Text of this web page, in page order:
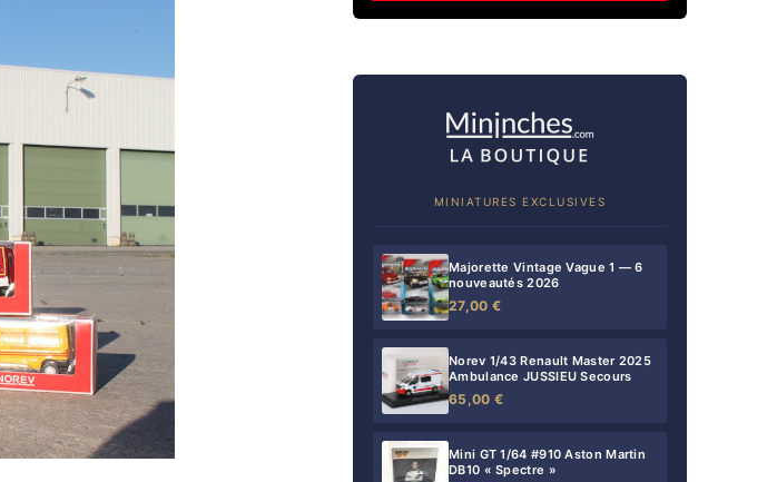
MINIATURES EXCLUSIVES
Majorette Vintage Vague 1 — 6
nouveautés 2026
27,00 €
Norev 1/43 Renault Master 2025
Ambulance JUSSIEU Secours
65,00 €
Mini GT 1/64 #910 Aston Martin
DB10 « Spectre »